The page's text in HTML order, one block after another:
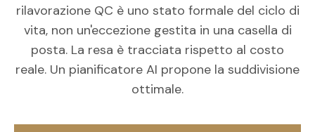
rilavorazione QC è uno stato formale del ciclo di
vita, non un'eccezione gestita in una casella di
posta. La resa è tracciata rispetto al costo
reale. Un pianificatore AI propone la suddivisione
ottimale.